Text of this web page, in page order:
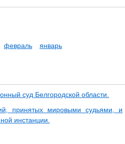
февраль
январь
суд Белгородской области.
принятых мировыми судьями, и
инстанции.